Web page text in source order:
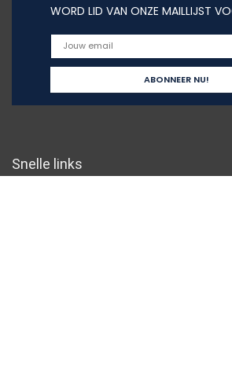
WORD LID VAN ONZE MAILLIJST
Snelle links